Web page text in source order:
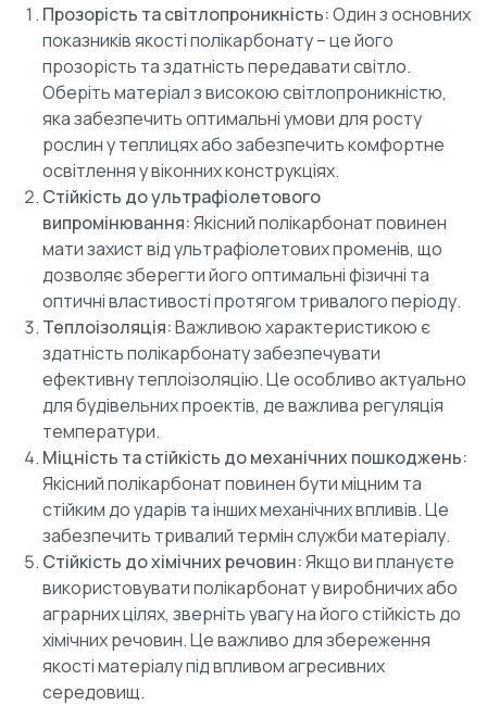
Прозорість та світлопроникність:Один з основних
показників якості полікарбонату – це його
прозорість та здатність передавати світло.
Оберіть матеріал з високою світлопроникністю,
яка забезпечить оптимальні умови для росту
рослин у теплицях або забезпечить комфортне
освітлення у віконних конструкціях.
Стійкість до ультрафіолетового
випромінювання:Якісний полікарбонат повинен
мати захист від ультрафіолетових променів, що
дозволяє зберегти його оптимальні фізичні та
оптичні властивості протягом тривалого періоду.
Теплоізоляція:Важливою характеристикою є
здатність полікарбонату забезпечувати
ефективну теплоізоляцію. Це особливо актуально
для будівельних проектів, де важлива регуляція
температури.
Міцність та стійкість до механічних пошкоджень:
Якісний полікарбонат повинен бути міцним та
стійким до ударів та інших механічних впливів. Це
забезпечить тривалий термін служби матеріалу.
Стійкість до хімічних речовин:Якщо ви плануєте
використовувати полікарбонат у виробничих або
аграрних цілях, зверніть увагу на його стійкість до
хімічних речовин. Це важливо для збереження
якості матеріалу під впливом агресивних
середовищ.